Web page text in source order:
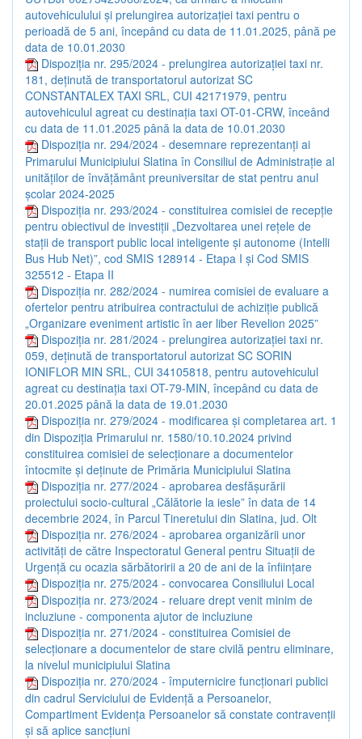
autovehiculului și prelungirea autorizației taxi pentru o
perioadă de 5 ani, începând cu data de 11.01.2025, până pe
data de 10.01.2030
Dispoziția nr. 295/2024 - prelungirea autorizației taxi nr.
181, deținută de transportatorul autorizat SC
CONSTANTALEX TAXI SRL, CUI 42171979, pentru
autovehiculul agreat cu destinația taxi OT-01-CRW, înceând
cu data de 11.01.2025 până la data de 10.01.2030
Dispoziția nr. 294/2024 - desemnare reprezentanți ai
Primarului Municipiului Slatina în Consiliul de Administrație al
unităților de învățământ preuniversitar de stat pentru anul
școlar 2024-2025
Dispoziția nr. 293/2024 - constituirea comisiei de recepție
pentru obiectivul de investiții „Dezvoltarea unei rețele de
stații de transport public local inteligente și autonome (Intelli
Bus Hub Net)”, cod SMIS 128914 - Etapa I și Cod SMIS
325512 - Etapa II
Dispoziția nr. 282/2024 - numirea comisiei de evaluare a
ofertelor pentru atribuirea contractului de achiziție publică
„Organizare eveniment artistic în aer liber Revelion 2025”
Dispoziția nr. 281/2024 - prelungirea autorizației taxi nr.
059, deținută de transportatorul autorizat SC SORIN
IONIFLOR MIN SRL, CUI 34105818, pentru autovehiculul
agreat cu destinația taxi OT-79-MIN, începând cu data de
20.01.2025 până la data de 19.01.2030
Dispoziția nr. 279/2024 - modificarea și completarea art. 1
din Dispoziția Primarului nr. 1580/10.10.2024 privind
constituirea comisiei de selecționare a documentelor
întocmite și deținute de Primăria Municipiului Slatina
Dispoziția nr. 277/2024 - aprobarea desfășurării
proiectului socio-cultural „Călătorie la iesle” în data de 14
decembrie 2024, în Parcul Tineretului din Slatina, jud. Olt
Dispoziția nr. 276/2024 - aprobarea organizării unor
activități de către Inspectoratul General pentru Situații de
Urgență cu ocazia sărbătoririi a 20 de ani de la înființare
Dispoziția nr. 275/2024 - convocarea Consiliului Local
Dispoziția nr. 273/2024 - reluare drept venit minim de
incluziune - componenta ajutor de incluziune
Dispoziția nr. 271/2024 - constituirea Comisiei de
selecționare a documentelor de stare civilă pentru eliminare,
la nivelul municipiului Slatina
Dispoziția nr. 270/2024 - împuternicire funcționari publici
din cadrul Serviciului de Evidență a Persoanelor,
Compartiment Evidența Persoanelor să constate contravenții
și să aplice sancțiuni